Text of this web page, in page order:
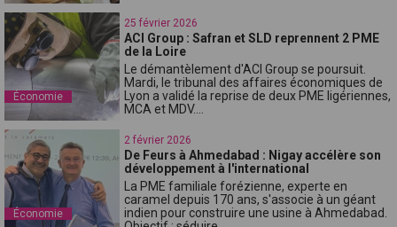
Économie
25 février 2026
ACI Group : Safran et SLD reprennent 2 PME
de la Loire
Le démantèlement d'ACI Group se poursuit.
Mardi, le tribunal des affaires économiques de
Lyon a validé la reprise de deux PME ligériennes,
MCA et MDV....
Économie
2 février 2026
De Feurs à Ahmedabad : Nigay accélère son
développement à l'international
La PME familiale forézienne, experte en
caramel depuis 170 ans, s'associe à un géant
indien pour construire une usine à Ahmedabad.